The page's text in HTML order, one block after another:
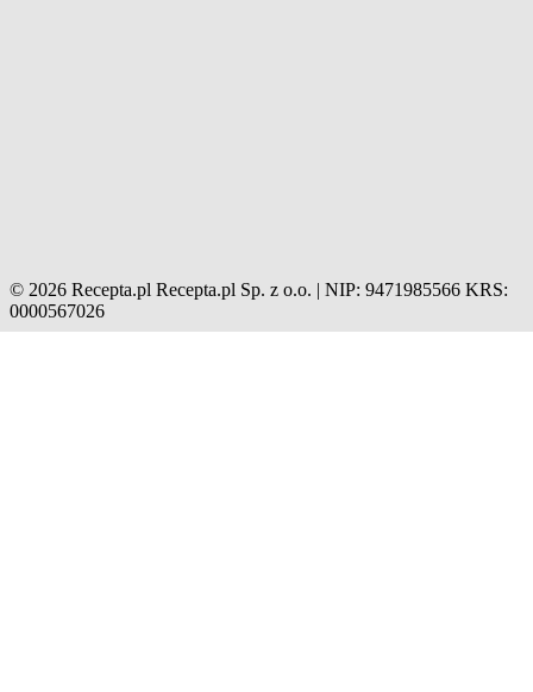
© 2026 Recepta.pl Recepta.pl Sp. z o.o. | NIP: 9471985566 KRS:
0000567026